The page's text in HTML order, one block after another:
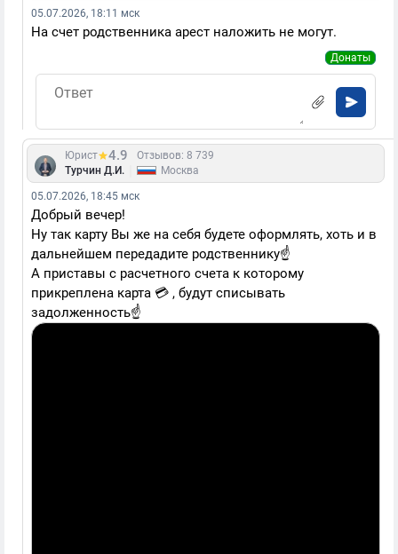
05.07.2026, 18:11 мск
На счет родственника арест наложить не могут.
Донаты
Юрист 4.9
Отзывов: 8 739
Турчин Д.И.
Москва
05.07.2026, 18:45 мск
Добрый вечер!
Ну так карту Вы же на себя будете оформлять, хоть и в
дальнейшем передадите родственнику☝️
А приставы с расчетного счета к которому
прикреплена карта 💳 , будут списывать
задолженность☝️